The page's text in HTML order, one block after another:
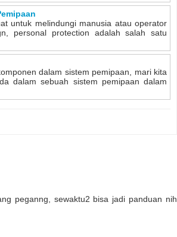
untuk melindungi manusia atau operator
personal protection adalah salah satu
dalam sistem pemipaan, mari kita
dalam sebuah sistem pemipaan dalam
peganng, sewaktu2 bisa jadi panduan nih